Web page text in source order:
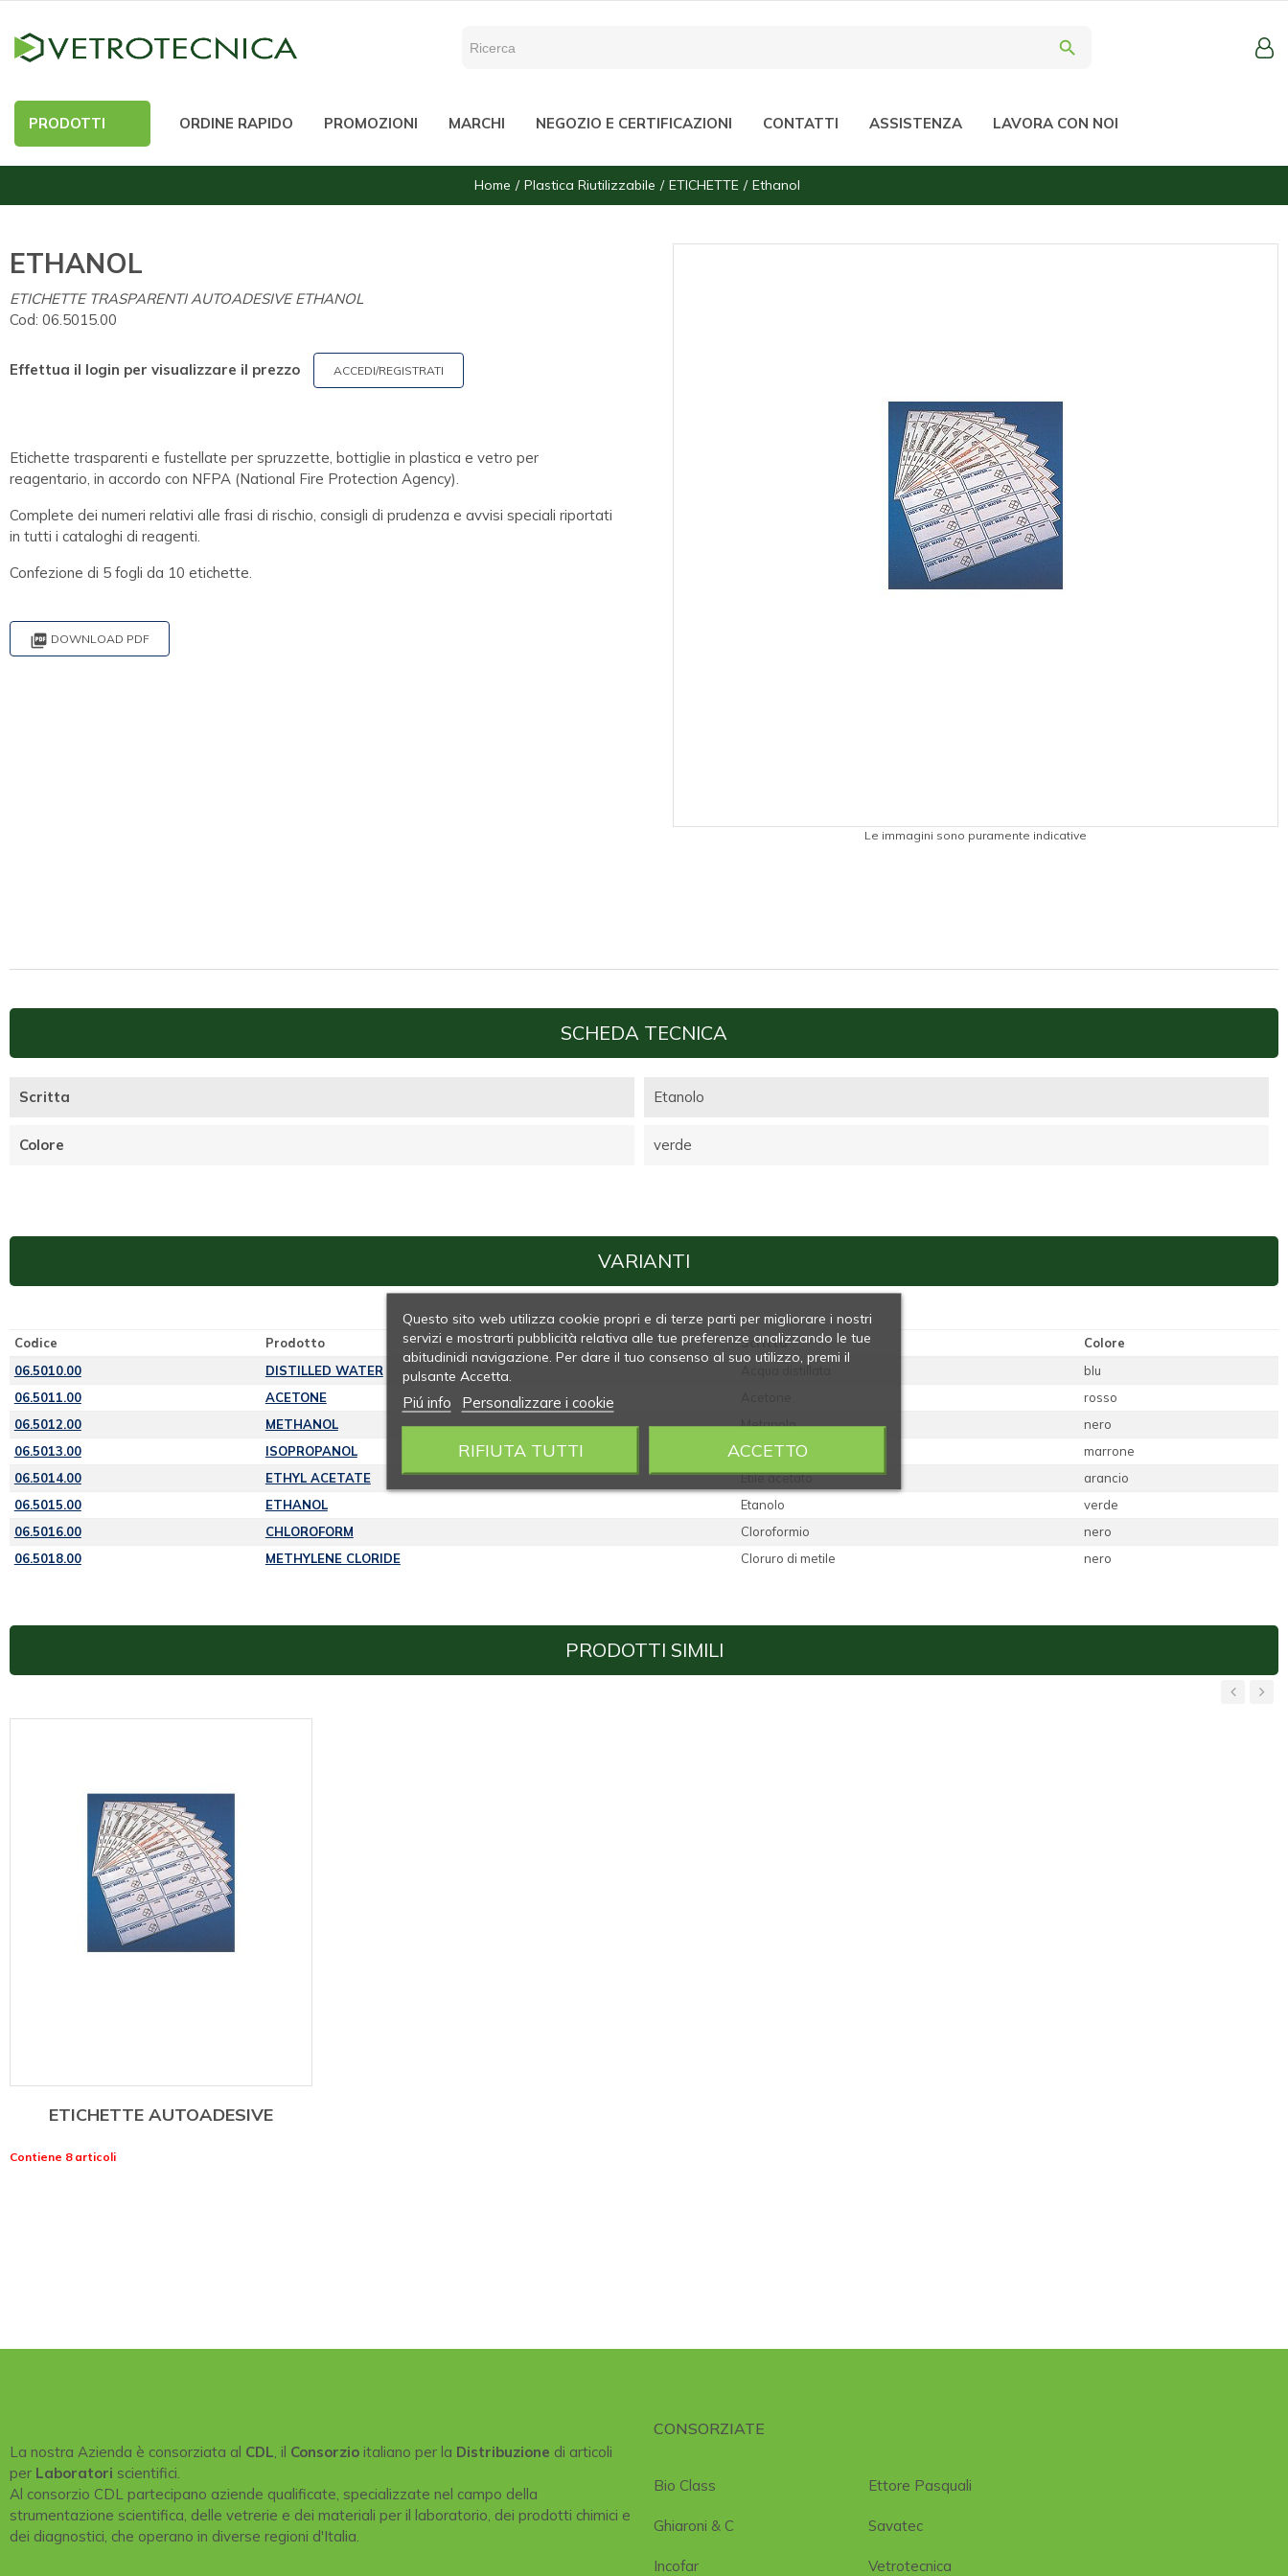
search
PRODOTTI ORDINE RAPIDO PROMOZIONI MARCHI NEGOZIO E CERTIFICAZIONI CONTATTI ASSISTENZA LAVORA CON NOI
Home Plastica Riutilizzabile ETICHETTE Ethanol
ETHANOL
ETICHETTE TRASPARENTI AUTOADESIVE ETHANOL
Cod: 06.5015.00
Effettua il login per visualizzare il prezzo ACCEDI/REGISTRATI
Etichette trasparenti e fustellate per spruzzette, bottiglie in plastica e vetro per
reagentario, in accordo con NFPA (National Fire Protection Agency).
Complete dei numeri relativi alle frasi di rischio, consigli di prudenza e avvisi speciali riportati
in tutti i cataloghi di reagenti.
Confezione di 5 fogli da 10 etichette.
 DOWNLOAD PDF
Le immagini sono puramente indicative
SCHEDA TECNICA
Scritta Etanolo
Colore verde
VARIANTI
Codice Prodotto Scritta
Colore
06.5010.00
DISTILLED WATER
blu
06.5011.00
ACETONE
rosso
06.5012.00
METHANOL Metanolo
nero
06.5013.00
ISOPROPANOL Isopropanolo
marrone
06.5014.00
ETHYL ACETATE Etile acetato
arancio
06.5015.00
ETHANOL Etanolo
verde
06.5016.00
CHLOROFORM Cloroformio
nero
06.5018.00
METHYLENE CLORIDE Cloruro di metile nero
PRODOTTI SIMILI
ETICHETTE AUTOADESIVE
Contiene 8 articoli
La nostra Azienda è consorziata al CDL, il Consorzio italiano per la Distribuzione di articoli
per Laboratori scientifici.
Al consorzio CDL partecipano aziende qualificate, specializzate nel campo della
strumentazione scientifica, delle vetrerie e dei materiali per il laboratorio, dei prodotti chimici e
dei diagnostici, che operano in diverse regioni d'Italia.
CONSORZIATE
Bio Class
Ghiaroni & C
Incofar
Ettore Pasquali
Savatec
Vetrotecnica
Questo sito web utilizza cookie propri e di terze parti per migliorare i nostri
servizi e mostrarti pubblicità relativa alle tue preferenze analizzando le tue
abitudinidi navigazione. Per dare il tuo consenso al suo utilizzo, premi il
pulsante Accetta.
Piú info Personalizzare i cookie
RIFIUTA TUTTI ACCETTO